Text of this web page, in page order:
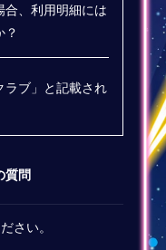
合、利用明細には
？
ラブ」と記載され
質問
さい。